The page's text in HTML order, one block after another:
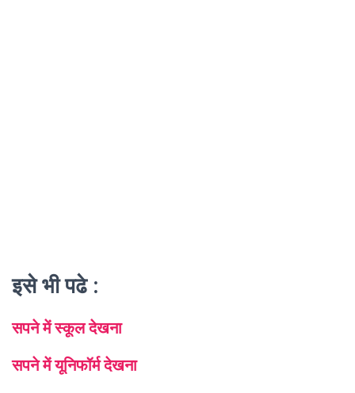
इसे भी पढे :
सपने में स्कूल देखना
सपने में यूनिफॉर्म देखना